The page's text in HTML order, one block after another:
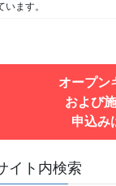
ます。
オープン
および
申込み
イト内検索